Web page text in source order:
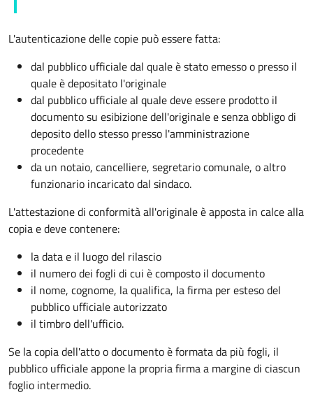
L'autenticazione delle copie può essere fatta:
dal pubblico ufficiale dal quale è stato emesso o presso il
quale è depositato l'originale
dal pubblico ufficiale al quale deve essere prodotto il
documento su esibizione dell'originale e senza obbligo di
deposito dello stesso presso l'amministrazione
procedente
da un notaio, cancelliere, segretario comunale, o altro
funzionario incaricato dal sindaco.
L'attestazione di conformità all'originale è apposta in calce alla
copia e deve contenere:
la data e il luogo del rilascio
il numero dei fogli di cui è composto il documento
il nome, cognome, la qualifica, la firma per esteso del
pubblico ufficiale autorizzato
il timbro dell'ufficio.
Se la copia dell'atto o documento è formata da più fogli, il
pubblico ufficiale appone la propria firma a margine di ciascun
foglio intermedio.